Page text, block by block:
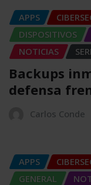
APPS
DISPOSITIVOS
NOTICIAS
Backups
defensa
Carlos Conde
APPS
GENERAL